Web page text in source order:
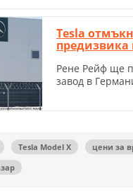
Tesla
предизвика
Рене Рейф ще
завод в
Tesla Model X цени за